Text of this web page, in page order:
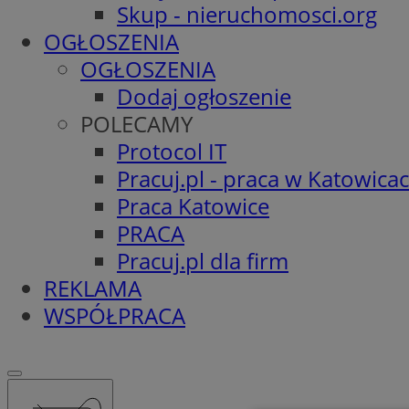
Skup - nieruchomosci.org
OGŁOSZENIA
OGŁOSZENIA
Dodaj ogłoszenie
POLECAMY
Protocol IT
Pracuj.pl - praca w
Praca Katowice
PRACA
Pracuj.pl dla firm
REKLAMA
WSPÓŁPRACA